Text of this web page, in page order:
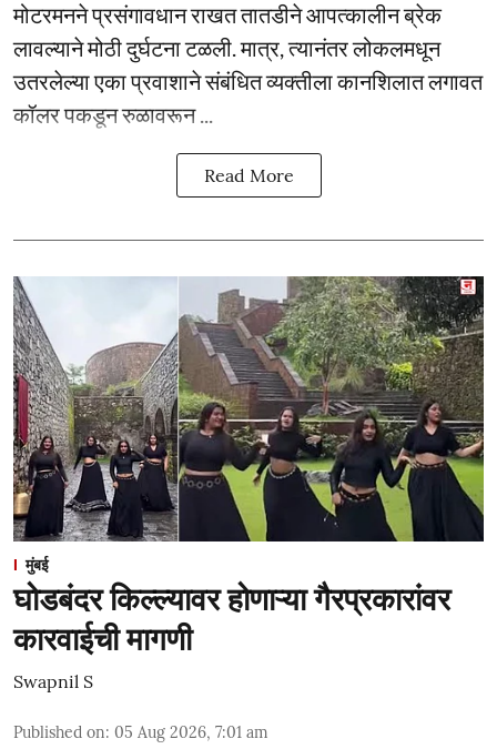
मोटरमनने प्रसंगावधान राखत तातडीने आपत्कालीन ब्रेक
लावल्याने मोठी दुर्घटना टळली. मात्र, त्यानंतर लोकलमधून
उतरलेल्या एका प्रवाशाने संबंधित व्यक्तीला कानशिलात लगावत
कॉलर पकडून रुळावरून ...
Read More
मुंबई
घोडबंदर किल्ल्यावर होणाऱ्या गैरप्रकारांवर
कारवाईची मागणी
Swapnil S
Published on: 05 Aug 2026, 7:01 am